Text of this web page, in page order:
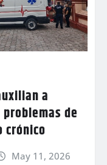
a
de
crónico
May 11, 2026